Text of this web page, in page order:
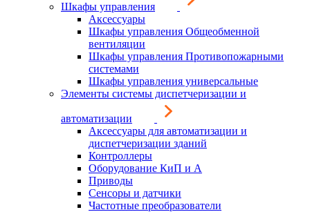
Шкафы управления
Аксессуары
Шкафы управления Общеобменной
вентиляции
Шкафы управления Противопожарными
системами
Шкафы управления универсальные
Элементы системы диспетчеризации и
автоматизации
Аксессуары для автоматизации и
диспетчеризации зданий
Контроллеры
Оборудование КиП и А
Приводы
Сенсоры и датчики
Частотные преобразователи